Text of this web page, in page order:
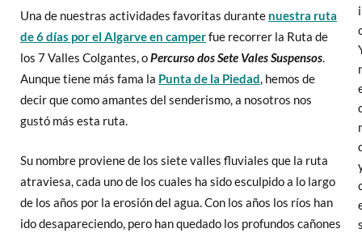
Una de nuestras actividades favoritas durante nuestra ruta
de 6 días por el Algarve en camperfue recorrer la Ruta de
los 7 Valles Colgantes, oPercurso dos Sete Vales Suspensos.
Aunque tiene más fama la Punta de la Piedad, hemos de
decir que como amantes del senderismo, a nosotros nos
gustó más esta ruta.
Su nombre proviene de los siete valles fluviales que la ruta
atraviesa, cada uno de los cuales ha sido esculpido a lo largo
de los años por la erosión del agua. Con los años los ríos han
ido desapareciendo, pero han quedado los profundos cañones